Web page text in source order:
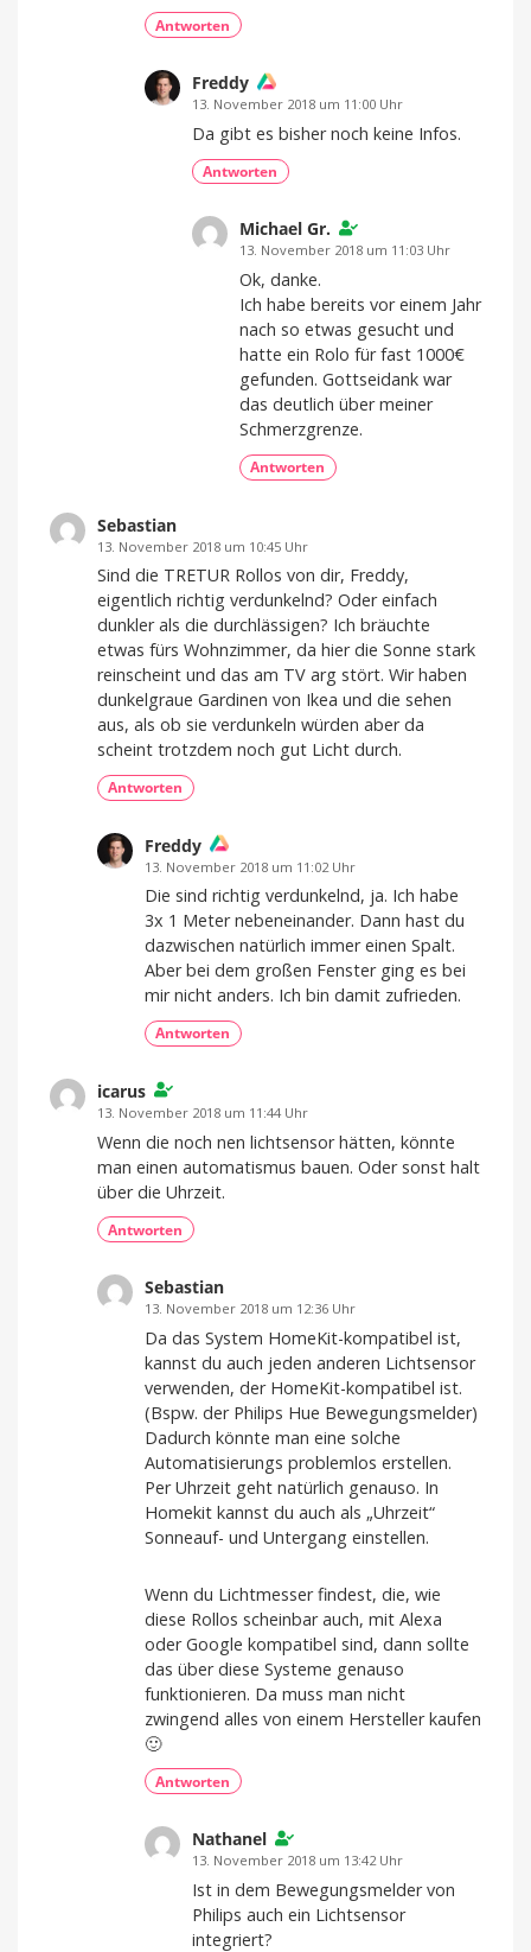
Antworten
Freddy
13. November 2018 um 11:00 Uhr
Da gibt es bisher noch keine Infos.
Antworten
Michael Gr.
13. November 2018 um 11:03 Uhr
Ok, danke.
Ich habe bereits vor einem Jahr
nach so etwas gesucht und
hatte ein Rolo für fast 1000€
gefunden. Gottseidank war
das deutlich über meiner
Schmerzgrenze.
Antworten
Sebastian
13. November 2018 um 10:45 Uhr
Sind die TRETUR Rollos von dir, Freddy,
eigentlich richtig verdunkelnd? Oder einfach
dunkler als die durchlässigen? Ich bräuchte
etwas fürs Wohnzimmer, da hier die Sonne stark
reinscheint und das am TV arg stört. Wir haben
dunkelgraue Gardinen von Ikea und die sehen
aus, als ob sie verdunkeln würden aber da
scheint trotzdem noch gut Licht durch.
Antworten
Freddy
13. November 2018 um 11:02 Uhr
Die sind richtig verdunkelnd, ja. Ich habe
3x 1 Meter nebeneinander. Dann hast du
dazwischen natürlich immer einen Spalt.
Aber bei dem großen Fenster ging es bei
mir nicht anders. Ich bin damit zufrieden.
Antworten
icarus
13. November 2018 um 11:44 Uhr
Wenn die noch nen lichtsensor hätten, könnte
man einen automatismus bauen. Oder sonst halt
über die Uhrzeit.
Antworten
Sebastian
13. November 2018 um 12:36 Uhr
Da das System HomeKit-kompatibel ist,
kannst du auch jeden anderen Lichtsensor
verwenden, der HomeKit-kompatibel ist.
(Bspw. der Philips Hue Bewegungsmelder)
Dadurch könnte man eine solche
Automatisierungs problemlos erstellen.
Per Uhrzeit geht natürlich genauso. In
Homekit kannst du auch als „Uhrzeit“
Sonneauf- und Untergang einstellen.
Wenn du Lichtmesser findest, die, wie
diese Rollos scheinbar auch, mit Alexa
oder Google kompatibel sind, dann sollte
das über diese Systeme genauso
funktionieren. Da muss man nicht
zwingend alles von einem Hersteller kaufen
🙂
Antworten
Nathanel
13. November 2018 um 13:42 Uhr
Ist in dem Bewegungsmelder von
Philips auch ein Lichtsensor
integriert?